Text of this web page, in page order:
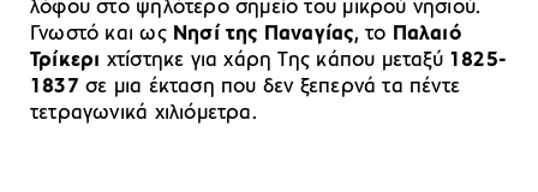
λόφου στο ψηλότερο σημείο του μικρού νησιού.
Γνωστό και ως Νησί της Παναγίας, το Παλαιό
Τρίκερι χτίστηκε για χάρη Της κάπου μεταξύ 1825-
1837 σε μια έκταση που δεν ξεπερνά τα πέντε
τετραγωνικά χιλιόμετρα.